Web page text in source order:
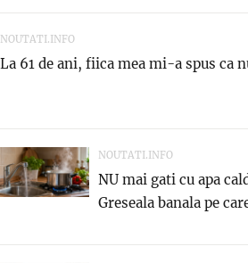
NOUTATI.INFO
La 61 de ani, fiica mea mi-a spus ca
NOUTATI.INFO
NU mai gati cu apa
Greseala banala pe